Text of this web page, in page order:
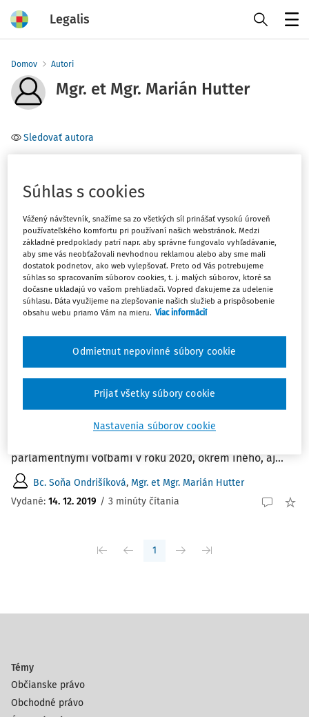
Legalis
Domov Autori
Mgr. et Mgr. Marián Hutter
Sledovať autora
Ústavné právo (1)
Filter
Počet vyhľadaných dokumentov:1
Zoradiť podľa :
Najnovšie
Najstaršie
Zahraničné doklady o vzdelaní budú
uznávané jednotne
Proces uznávania zhody dosiahnutého vzdelania sa
predĺži na jeden mesiac Národná rada SR prijala, na
parlamentnými voľbami v roku 2020, okrem iného, aj...
Bc. Soňa Ondrišíková, Mgr. et Mgr. Marián Hutter
Vydané: 14. 12. 2019 / 3 minúty čítania
1
Témy
Občianske právo
Obchodné právo
Súhlas s cookies
Vážený návštevník, snažíme sa zo všetkých síl prinášať vysokú úroveň
používateľského komfortu pri používaní našich webstránok. Medzi
základné predpoklady patrí napr. aby správne fungovalo vyhľadávanie,
aby sme vás neobťažovali nevhodnou reklamou alebo aby sme mali
dostatok podnetov, ako web vylepšovať. Preto od Vás potrebujeme
súhlas so spracovaním súborov cookies, t. j. malých súborov, ktoré sa
dočasne ukladajú vo vašom prehliadači. Vopred ďakujeme za udelenie
súhlasu. Dáta využijeme na zlepšovanie našich služieb a prispôsobenie
obsahu webu priamo Vám na mieru. Viac informácií
Nastavenia súborov cookie
Odmietnut nepovinné súbory cookie
Prijať všetky súbory cookie